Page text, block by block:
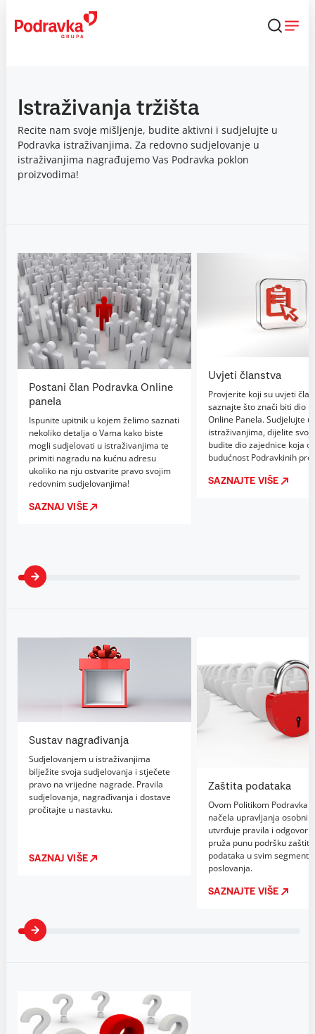
content
Istraživanja tržišta
Recite nam svoje mišljenje, budite aktivni i sudjelujte u
Podravka istraživanjima. Za redovno sudjelovanje u
istraživanjima nagrađujemo Vas Podravka poklon
proizvodima!
Postani član Podravka Online
panela
Ispunite upitnik u kojem želimo saznati
nekoliko detalja o Vama kako biste
mogli sudjelovati u istraživanjima te
primiti nagradu na kućnu adresu
ukoliko na nju ostvarite pravo svojim
redovnim sudjelovanjima!
SAZNAJ VIŠE
Uvjeti članstva
Provjerite koji su uvjeti
saznajte što znači biti dio
Online Panela. Sudjelujte u
istraživanjima, dijelite
budite dio zajednice koja
budućnost Podravkinih
SAZNAJTE VIŠE
Sustav nagrađivanja
Sudjelovanjem u istraživanjima
bilježite svoja sudjelovanja i stječete
pravo na vrijedne nagrade. Pravila
sudjelovanja, nagrađivanja i dostave
pročitajte u nastavku.
SAZNAJ VIŠE
Zaštita podataka
Ovom Politikom Podravka
načela upravljanja
utvrđuje pravila i
pruža punu podršku zaštiti
podataka u svim
poslovanja.
SAZNAJTE VIŠE